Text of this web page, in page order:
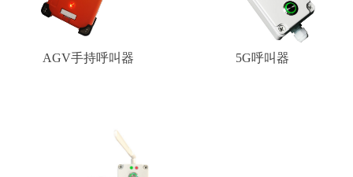
AGV手持呼叫器 5G呼叫器